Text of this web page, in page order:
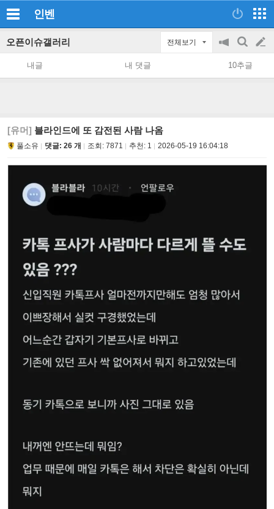
인벤
오픈이슈갤러리 전체보기
공
지
on/off
검
색
글
쓰
내글 내 댓글 10추글
[유머] 블라인드에 또 감전된 사람 나옴
풀소유 댓글: 26 개 조회: 7871 추천: 1 2026-05-19 16:04:18